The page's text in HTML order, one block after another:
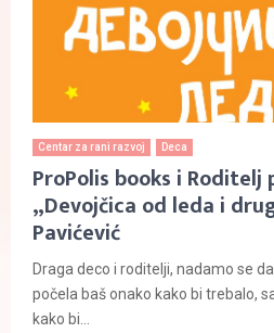
Centar za rani razvoj Deca
ProPolis books i
„Devojčica od leda i
Pavićević
Draga deco i roditelji, nadamo se
počela baš onako kako bi trebalo,
kako bi...